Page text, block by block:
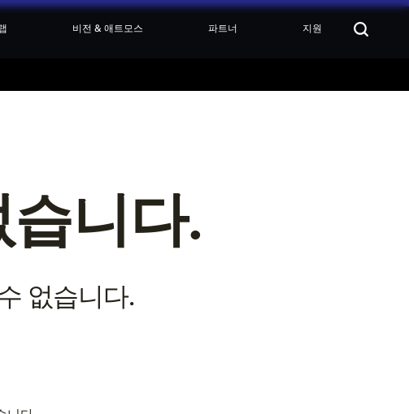
비전 & 애트모스 파트너 지원
니다.
없습니다.